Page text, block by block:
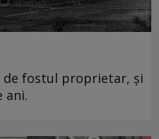
de fostul proprietar, și
ani.